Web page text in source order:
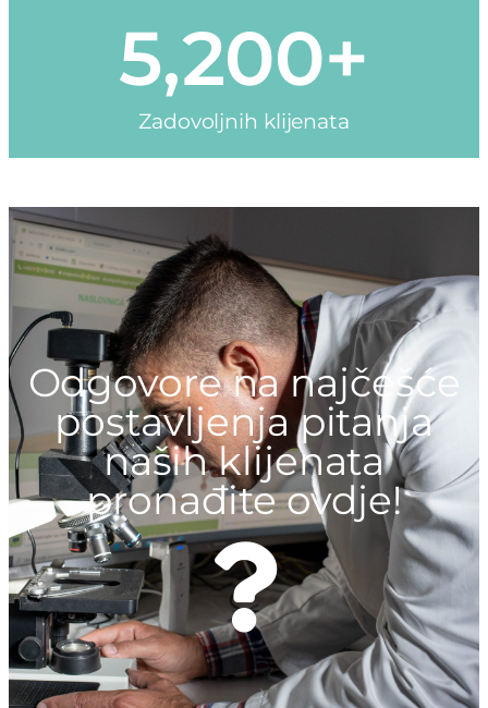
Zadovoljnih klijenata
5,200+
Odgovore na najčešće
postavljenja pitanja
naših klijenata
pronađite ovdje!